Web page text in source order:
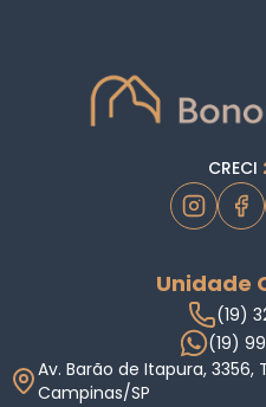
CRECI
Unidade
(19)
(19)
Av. Barão de Itapura, 3356,
Campinas/SP